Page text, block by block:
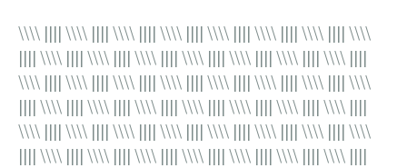
\\\\ |||| \\\\ |||| \\\\ |||| \\\\ |||| \\\\ |||| \\\\ |||| \\\\ |||| \\\\
|||| \\\\ |||| \\\\ |||| \\\\ |||| \\\\ |||| \\\\ |||| \\\\ |||| \\\\ ||||
\\\\ |||| \\\\ |||| \\\\ |||| \\\\ |||| \\\\ |||| \\\\ |||| \\\\ |||| \\\\
|||| \\\\ |||| \\\\ |||| \\\\ |||| \\\\ |||| \\\\ |||| \\\\ |||| \\\\ ||||
\\\\ |||| \\\\ |||| \\\\ |||| \\\\ |||| \\\\ |||| \\\\ |||| \\\\ |||| \\\\
|||| \\\\ |||| \\\\ |||| \\\\ |||| \\\\ |||| \\\\ |||| \\\\ |||| \\\\ ||||